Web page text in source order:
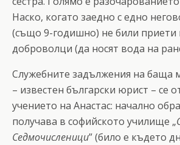
Наско, когато заедно с едно
(също 9-годишно) не били приети
доброволци (да носят вода на
Служебните задължения на баща
– известен български юрист – се
учението на Анастас: начално
получава в софийското училище „
Седмочисленици” (било е където